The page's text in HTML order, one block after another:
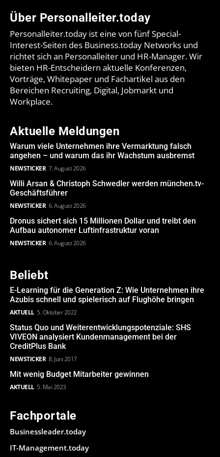
Über Personalleiter.today
Personalleiter.today ist eine von fünf Special-
Interest-Seiten des Business.today Networks und
richtet sich an Personalleiter und HR-Manager. Wir
bieten HR-Entscheidern aktuelle Konferenzen,
Vorträge, Whitepaper und Fachartikel aus den
Bereichen Recruiting, Digital, Jobmarkt und
Workplace.
Aktuelle Meldungen
Warum viele Unternehmen ihre Vermarktung falsch
angehen – und warum das ihr Wachstum ausbremst
NEWSTICKER 7. August 2026
Willi Arsan & Christoph Schwedler werden münchen.tv-
Geschäftsführer
NEWSTICKER 6. August 2026
Dronus sichert sich 15 Millionen Dollar und treibt den
Aufbau autonomer Luftinfrastruktur voran
NEWSTICKER 6. August 2026
Beliebt
E-Learning für die Generation Z: Wie Unternehmen ihre
Azubis schnell und spielerisch auf Flughöhe bringen
AKTUELL 5. Oktober 2022
Status Quo und Weiterentwicklungspotenziale: SHS
VIVEON analysiert Kundenmanagement bei der
CreditPlus Bank
NEWSTICKER 8. Juni 2017
Mit wenig Budget Mitarbeiter gewinnen
AKTUELL 5. Mai 2023
Fachportale
Businessleader.today
IT-Management.today